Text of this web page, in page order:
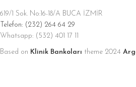
619/1 Sok. No:16-18/A BUCA İZMİR
Telefon: (232) 264 64 29
Whatsapp: (532) 401 17 11
Based on Klinik Bankoları theme 2024